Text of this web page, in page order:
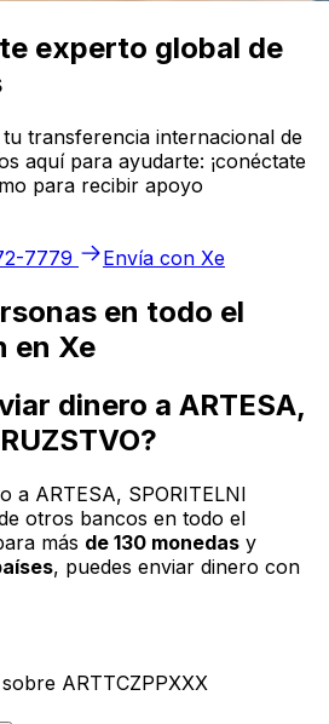
experto global de
transferencia internacional de
aquí para ayudarte: ¡conéctate
para recibir apoyo
7779
Envía con Xe
en todo el
en Xe
dinero a ARTESA,
a ARTESA, SPORITELNI
otros bancos en todo el
más de 130 monedas y
, puedes enviar dinero con
ARTTCZPPXXX